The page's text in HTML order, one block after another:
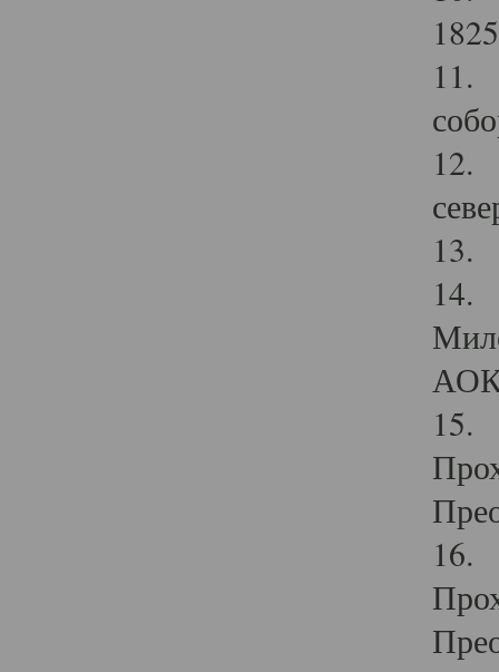
11.
12.
13.
14.
15.
16.